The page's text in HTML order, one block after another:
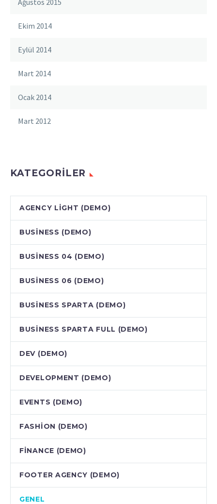
Ekim 2014
Eylül 2014
Mart 2014
Ocak 2014
Mart 2012
KATEGORILER
AGENCY LIGHT (DEMO)
BUSINESS (DEMO)
BUSINESS 04 (DEMO)
BUSINESS 06 (DEMO)
BUSINESS SPARTA (DEMO)
BUSINESS SPARTA FULL (DEMO)
DEV (DEMO)
DEVELOPMENT (DEMO)
EVENTS (DEMO)
FASHION (DEMO)
FINANCE (DEMO)
FOOTER AGENCY (DEMO)
GENEL